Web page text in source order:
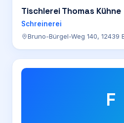
Tischlerei Thomas Kühne
Schreinerei
Bruno-Bürgel-Weg 140, 12439
F